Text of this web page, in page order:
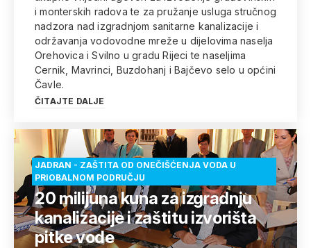
i monterskih radova te za pružanje usluga stručnog
nadzora nad izgradnjom sanitarne kanalizacije i
održavanja vodovodne mreže u dijelovima naselja
Orehovica i Svilno u gradu Rijeci te naseljima
Cernik, Mavrinci, Buzdohanj i Bajčevo selo u općini
Čavle.
ČITAJTE DALJE
JADRAN - ZAŠTITA OD ONEČIŠĆENJA VODA U
PRIOBALNOM PODRUČJU
20 milijuna kuna za izgradnju
kanalizacije i zaštitu izvorišta
pitke vode